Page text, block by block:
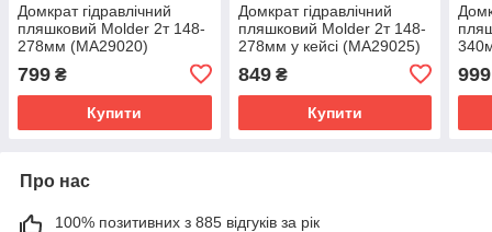
Домкрат гідравлічний
пляшковий Molder 2т 148-
278мм (MA29020)
799 ₴
Купити
Домкрат гідравлічний
пляшковий Molder 2т 148-
278мм у кейсі (MA29025)
849₴
Купити
999
Про нас
100% позитивних з 885 відгуків за рік